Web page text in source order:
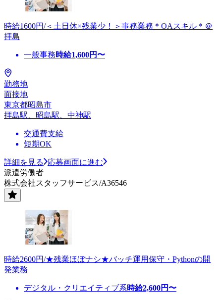
時給1600円/＜土日休×残業少！＞事務業務＊OAスキル＊＠
拝島
一般事務時給1,600円〜
勤務地
面接地
東京都昭島市
拝島駅、昭島駅、中神駅
交通費支給
短期OK
詳細を見る
応募画面に進む
派遣労働者
株式会社スタッフサービス/A36546
時給2600円/★残業ほぼナシ★バッチ運用保守・Pythonの開
発業務
デジタル・クリエイティブ系時給2,600円〜